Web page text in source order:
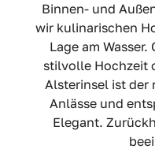
Binnen- und
wir kulinarischen
Lage am
stilvolle Hochzeit
Alsterinsel ist der
Anlässe und
Elegant.